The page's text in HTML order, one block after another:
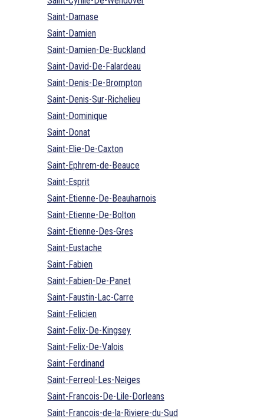
Saint-Damase
Saint-Damien
Saint-Damien-De-Buckland
Saint-David-De-Falardeau
Saint-Denis-De-Brompton
Saint-Denis-Sur-Richelieu
Saint-Dominique
Saint-Donat
Saint-Elie-De-Caxton
Saint-Ephrem-de-Beauce
Saint-Esprit
Saint-Etienne-De-Beauharnois
Saint-Etienne-De-Bolton
Saint-Etienne-Des-Gres
Saint-Eustache
Saint-Fabien
Saint-Fabien-De-Panet
Saint-Faustin-Lac-Carre
Saint-Felicien
Saint-Felix-De-Kingsey
Saint-Felix-De-Valois
Saint-Ferdinand
Saint-Ferreol-Les-Neiges
Saint-Francois-De-Lile-Dorleans
Saint-Francois-de-la-Riviere-du-Sud